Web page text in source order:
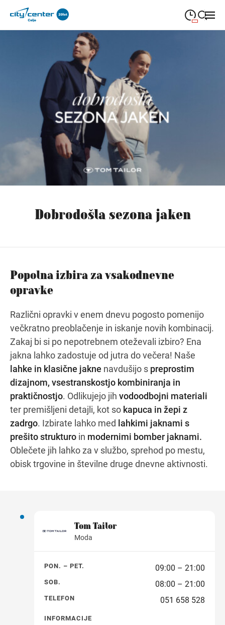
ČETRTEK 09:00
PETEK
08:00
Dobrodošla sezona jaken
Popolna izbira za vsakodnevne
opravke
Različni opravki v enem dnevu pogosto pomenijo
večkratno preoblačenje in iskanje novih kombinacij.
Zakaj bi si po nepotrebnem oteževali izbiro? Ena
jakna lahko zadostuje od jutra do večera! Naše
lahke in klasične jakne navdušijo s preprostim
dizajnom, vsestranskostjo kombiniranja in
praktičnostjo. Odlikujejo jih vodoodbojni materiali
ter premišljeni detajli, kot so kapuca in žepi z
zadrgo. Izbirate lahko med lahkimi jaknami s
prešito strukturo in modernimi bomber jaknami.
Oblečete jih lahko za v službo, sprehod po mestu,
obisk trgovine in številne druge dnevne aktivnosti.
Tom Tailor
Moda
PON. – PET. 09:00 – 21:00
SOB. 08:00 – 21:00
TELEFON 051 658 528
INFORMACIJE